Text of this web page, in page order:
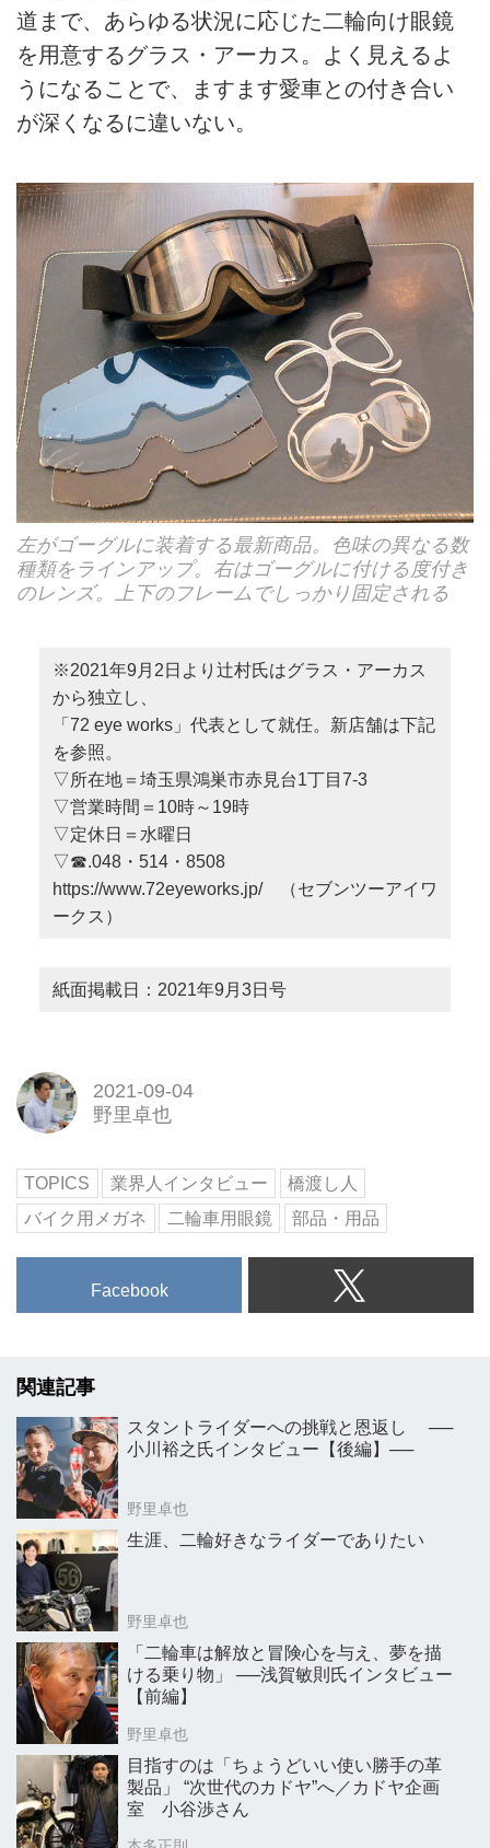
道まで、あらゆる状況に応じた二輪向け眼鏡
を用意するグラス・アーカス。よく見えるよ
うになることで、ますます愛車との付き合い
が深くなるに違いない。
左がゴーグルに装着する最新商品。色味の異なる数
種類をラインアップ。右はゴーグルに付ける度付き
のレンズ。上下のフレームでしっかり固定される
※2021年9月2日より辻村氏はグラス・アーカス
から独立し、
「72 eye works」代表として就任。新店舗は下記
を参照。
▽所在地＝埼玉県鴻巣市赤見台1丁目7-3
▽営業時間＝10時～19時
▽定休日＝水曜日
▽☎.048・514・8508
https://www.72eyeworks.jp/（セブンツーアイワ
ークス）
紙面掲載日：2021年9月3日号
2021-09-04
野里卓也
TOPICS 業界人インタビュー
橋渡し人
バイク用メガネ
二輪車用眼鏡 部品・用品
Facebook
関連記事
スタントライダーへの挑戦と恩返し ──
小川裕之氏インタビュー【後編】──
野里卓也
生涯、二輪好きなライダーでありたい
野里卓也
「二輪車は解放と冒険心を与え、夢を描
ける乗り物」 ──浅賀敏則氏インタビュー
【前編】
野里卓也
目指すのは「ちょうどいい使い勝手の革
製品」 “次世代のカドヤ”へ／カドヤ企画
室 小谷渉さん